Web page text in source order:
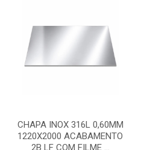
CHAPA INOX 316L 0,60MM
1220X2000 ACABAMENTO
2B LF COM FILME ...